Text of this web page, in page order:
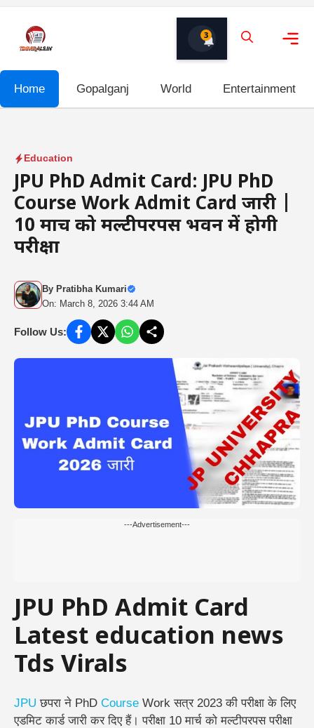
content
3
Home Gopalganj World Entertainment
Education
JPU PhD Admit Card: JPU PhD
Course Work Admit Card जारी |
10 मार्च को मल्टीपरपस भवन में होगी
परीक्षा
By Pratibha Kumari
On: March 8, 2026 3:44 AM
Follow Us:
---Advertisement---
JPU PhD Admit Card
Latest education news
Tds Virals
JPU छपरा ने PhD Course Work सत्र 2023 की परीक्षा के लिए
एडमिट कार्ड जारी कर दिए हैं। परीक्षा 10 मार्च को मल्टीपरपस परीक्षा